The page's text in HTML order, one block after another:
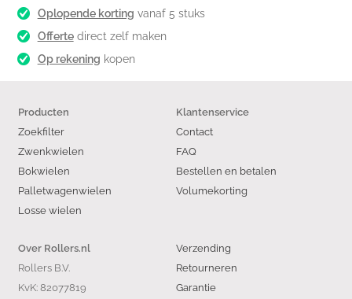
Oplopende korting vanaf 5 stuks
Offertedirect zelf maken
Op rekening kopen
Producten
Zoekfilter
Zwenkwielen
Bokwielen
Palletwagenwielen
Losse wielen
Klantenservice
Contact
FAQ
Bestellen en betalen
Volumekorting
Verzending
Retourneren
Garantie
Over Rollers.nl
Rollers B.V.
KvK: 82077819